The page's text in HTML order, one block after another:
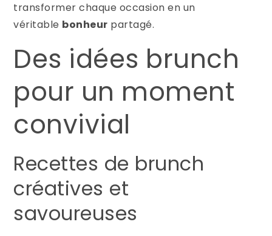
transformer chaque occasion en un
véritable bonheur partagé.
Des idées brunch
pour un moment
convivial
Recettes de brunch
créatives et
savoureuses